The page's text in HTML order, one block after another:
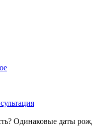
Одинаковые даты